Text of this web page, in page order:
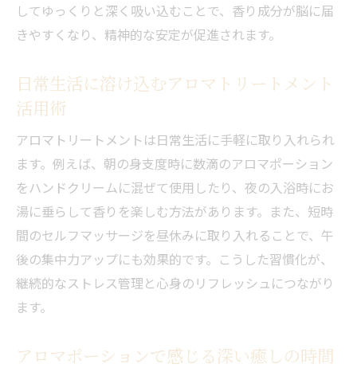
してゆっくりと深く吸い込むことで、香り成分が脳に届
きやすくなり、精神的な安定が促進されます。
日常生活に溶け込むアロマトリートメント
活用術
アロマトリートメントは日常生活に手軽に取り入れられ
ます。例えば、朝の身支度時に数滴のアロマポーション
をハンドクリームに混ぜて使用したり、夜の入浴時にお
湯に垂らして香りを楽しむ方法があります。また、短時
間のセルフマッサージを昼休みに取り入れることで、午
後の集中力アップにも効果的です。こうした習慣化が、
継続的なストレス管理と心身のリフレッシュにつながり
ます。
アロマポーションで感じる深い癒しの時間